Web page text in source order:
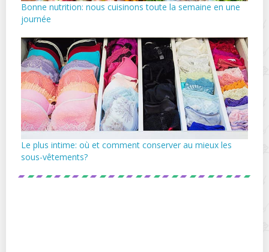
Bonne nutrition: nous cuisinons toute la semaine en une
journée
Le plus intime: où et comment conserver au mieux les
sous-vêtements?